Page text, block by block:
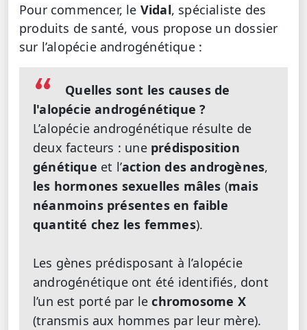
Pour commencer, le Vidal, spécialiste des
produits de santé, vous propose un dossier
sur l’alopécie androgénétique :
Quelles sont les causes de
l'alopécie androgénétique ?
L’alopécie androgénétique résulte de
deux facteurs : une prédisposition
génétique et l’action des androgènes,
les hormones sexuelles mâles (mais
néanmoins présentes en faible
quantité chez les femmes).
Les gènes prédisposant à l’alopécie
androgénétique ont été identifiés, dont
l’un est porté par lechromosome X
(transmis aux hommes par leur mère).